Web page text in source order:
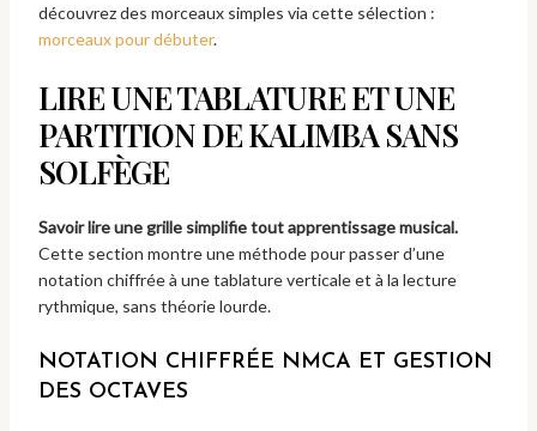
découvrez des morceaux simples via cette sélection :
morceaux pour débuter.
LIRE UNE TABLATURE ET UNE
PARTITION DE KALIMBA SANS
SOLFÈGE
Savoir lire une grille simplifie tout apprentissage musical.
Cette section montre une méthode pour passer d’une
notation chiffrée à une tablature verticale et à la lecture
rythmique, sans théorie lourde.
NOTATION CHIFFRÉE NMCA ET GESTION
DES OCTAVES